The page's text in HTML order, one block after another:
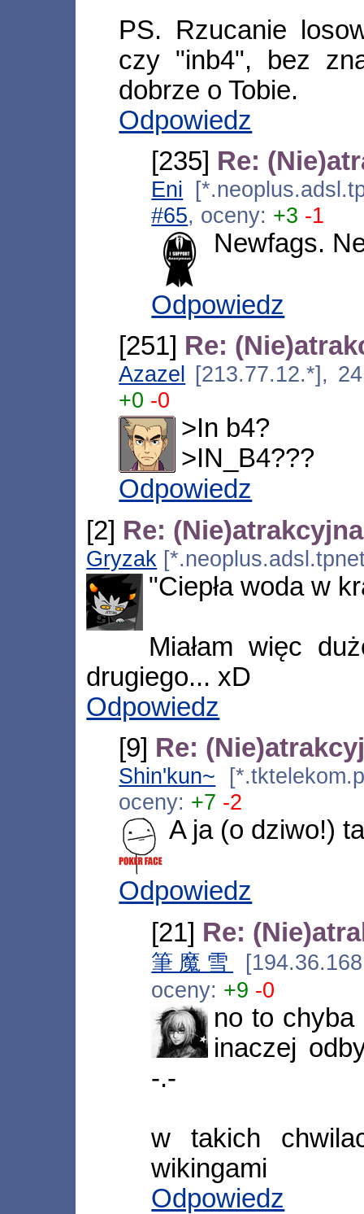
PS. Rzucanie
czy "inb4", bez
dobrze o Tobie.
Odpowiedz
[235] Re:
Eni
#65, oceny: +3 -1
Newfags.
Odpowiedz
[251] Re:
Azazel [213.77.12.*],
+0 -0
>In b4?
>IN_B4???
Odpowiedz
[2] Re:
Gryzak
"Ciepła woda w
Miałam więc
drugiego... xD
Odpowiedz
[9] Re:
Shin'kun~
oceny: +7 -2
A ja (o dziwo!)
Odpowiedz
[21] Re:
筆魔雪
oceny: +9 -0
no to chyba
inaczej
-.-
w takich
wikingami
Odpowiedz